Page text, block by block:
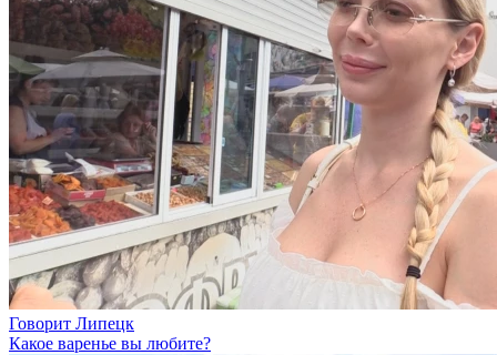
Говорит Липецк
Какое варенье вы любите?